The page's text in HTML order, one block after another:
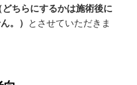
どちらにするかは施術後に
。）
とさせていただきま